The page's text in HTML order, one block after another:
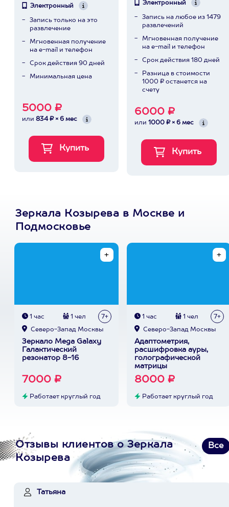
Электронный
Запись только на это
развлечение
Мгновенная получение
на e-mail и телефон
Срок действия 90 дней
Минимальная цена
5000 ₽
или 834 ₽ × 6 мес
Электронный
Запись на любое из 1479
развлечений
Мгновенная получение
на e-mail и телефон
Срок действия 180 дней
Разница в стоимости
1000 ₽ останется на
счету
6000 ₽
или 1000 ₽ × 6 мес
Зеркала Козырева в Москве и
Подмосковье
1 час 1 чел 7+
Северо-Запад Москвы
Зеркало Mega Galaxy
Галактический
резонатор 8-16
7000 ₽
Работает круглый год
1 час 1 чел 7+
Северо-Запад Москвы
Адаптометрия,
расшифровка ауры,
голографической
матрицы
8000 ₽
Работает круглый год
Отзывы клиентов о Зеркала
Козырева
Все
Татьяна